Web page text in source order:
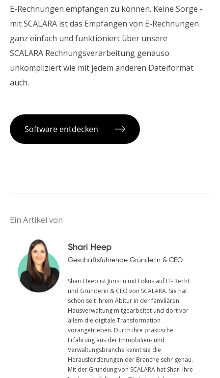
E-Rechnungen empfangen zu können. Keine Sorge -
mit SCALARA ist das Empfangen von E-Rechnungen
ganz einfach und funktioniert über unsere
SCALARA Rechnungsverarbeitung genauso
unkompliziert wie mit jedem anderen Dateiformat
auch.
Software entdecken
Ein Artikel von
Shari Heep
Geschäftsführende Gründerin & CEO
Shari Heep ist Juristin mit Fokus auf IT- Recht
und Gründerin & CEO von SCALARA. Sie hat
schon seit ihrem Abitur in der familiären
Hausverwaltung mitgearbeitet und dort vor
allem die digitale Transformation
vorangetrieben. Durch ihre praktische
Erfahrung aus der Immobilien- und
Verwaltungsbranche kennt sie die
Herausforderungen der Branche sehr genau.
Mit der Gründung von SCALARA hat Shari ihre